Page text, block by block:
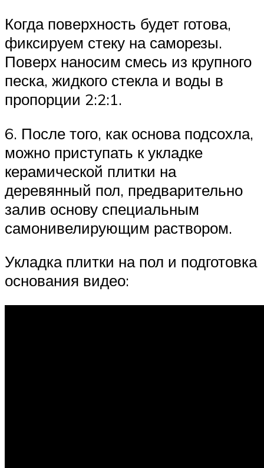
Когда поверхность будет готова,
фиксируем стеку на саморезы.
Поверх наносим смесь из крупного
песка, жидкого стекла и воды в
пропорции 2:2:1.
6. После того, как основа подсохла,
можно приступать к укладке
керамической плитки на
деревянный пол, предварительно
залив основу специальным
самонивелирующим раствором.
Укладка плитки на пол и подготовка
основания видео: